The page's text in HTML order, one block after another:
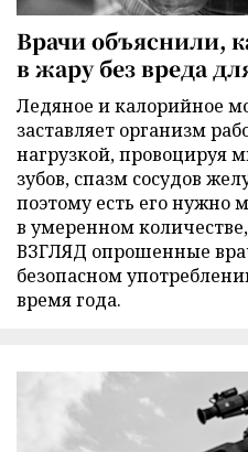
Врачи объяснили,
в жару без вреда
Ледяное и калорийное
заставляет организм
нагрузкой, провоцируя
зубов, спазм сосудов
поэтому есть его
в умеренном количестве,
ВЗГЛЯД опрошенные
безопасном
время года.